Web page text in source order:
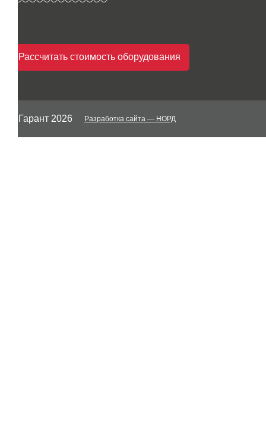
Рассчитать стоимость оборудования
© Гарант 2026 Разработка сайта — НОРД